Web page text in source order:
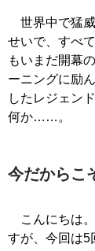
世界中で猛
せいで、すべ
もいまだ開幕
ーニングに励
したレジェン
何か……。
今だからこ
こんにちは
すが、今回は5